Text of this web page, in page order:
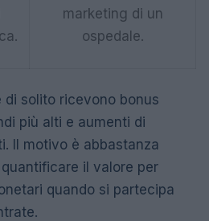
marketing di un
ospedale.
solito ricevono bonus
più alti e aumenti di
Il motivo è abbastanza
il valore per
quando si partecipa